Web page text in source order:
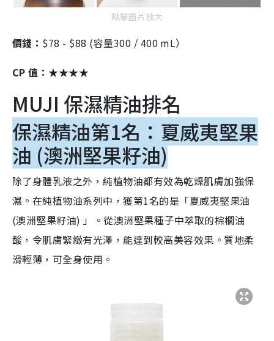
點擊圖片放大
價錢： $78 - $88 (容量300 / 400 mL）
CP 值：★★★★
MUJI 保濕精油排名
保濕精油第1名：夏威夷堅果
油 (澳洲堅果籽油)
除了身體乳液之外，純植物油都有效為乾燥肌膚加強保
濕。在純植物油系列中，獲第1名的是「夏威夷堅果油
(澳洲堅果籽油) 」。從澳洲堅果種子中萃取的棕櫚油
酸，令肌膚緊緻有光澤，能達到較高美容效果。質地柔
滑輕薄，可全身使用。